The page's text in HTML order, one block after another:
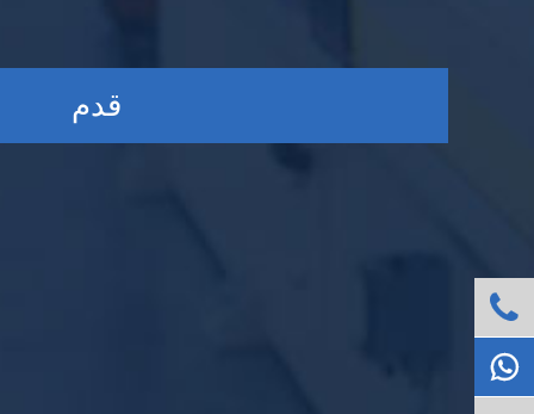
قدم

